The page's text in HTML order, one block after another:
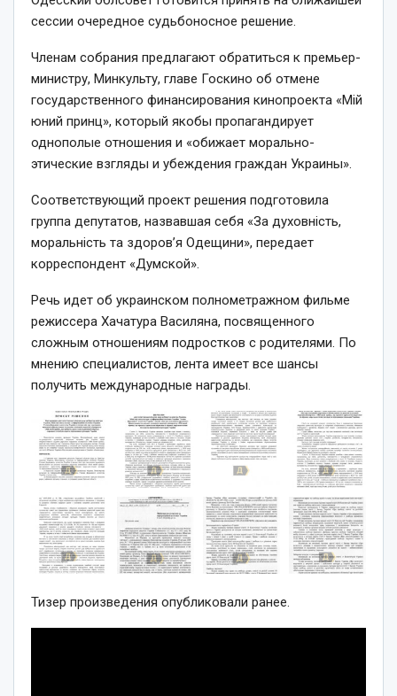
сессии очередное судьбоносное решение.
Членам собрания предлагают обратиться к премьер-
министру, Минкульту, главе Госкино об отмене
государственного финансирования кинопроекта «Мій
юний принц», который якобы пропагандирует
однополые отношения и «обижает морально-
этические взгляды и убеждения граждан Украины».
Соответствующий проект решения подготовила
группа депутатов, назвавшая себя «За духовність,
моральність та здоров’я Одещини», передает
корреспондент «Думской».
Речь идет об украинском полнометражном фильме
режиссера Хачатура Василяна, посвященного
сложным отношениям подростков с родителями. По
мнению специалистов, лента имеет все шансы
получить международные награды.
Тизер произведения опубликовали ранее.